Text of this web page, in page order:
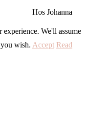
Hos Johanna
We'll assume
wish. Accept Read